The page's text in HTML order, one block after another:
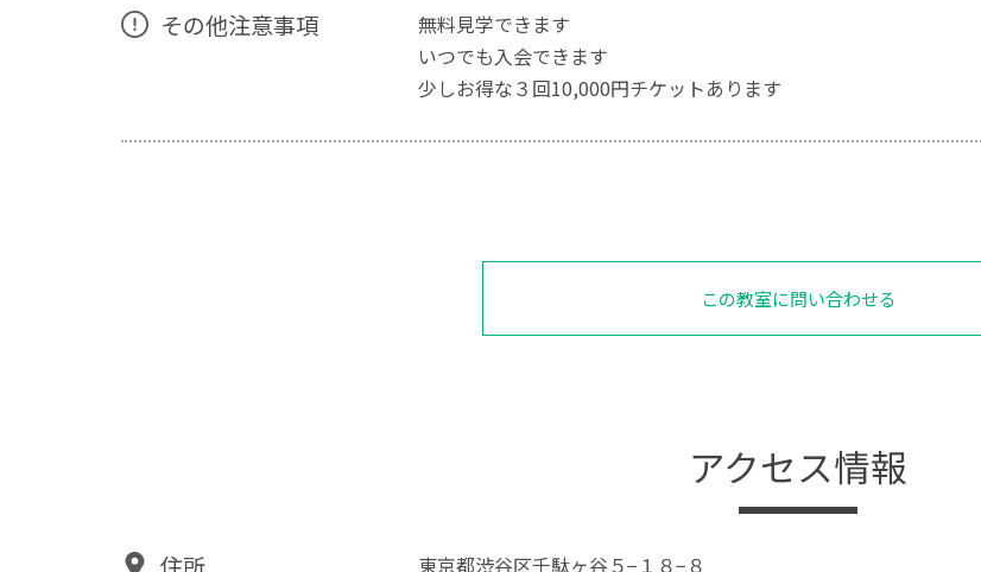
その他注意事項
無料見学できます
いつでも入会できます
少しお得な３回10,000円チケットあります
この教室に問い合わせる
アクセス情報
東京都渋谷区千駄ヶ谷５−１８−８